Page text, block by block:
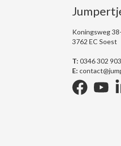
Koningsweg
3762 EC Soest
T:0346 302 903
E: